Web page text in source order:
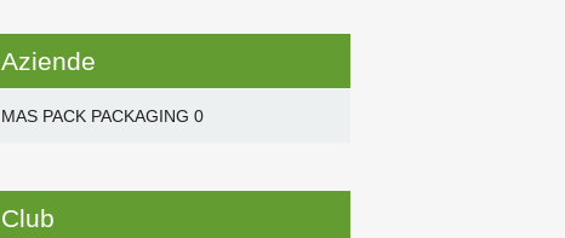
Aziende
MAS PACK PACKAGING 0
Club